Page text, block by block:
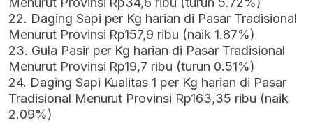
22. Daging Sapi per Kg harian di Pasar Tradisional
Menurut Provinsi Rp157,9 ribu (naik 1.87%)
23. Gula Pasir per Kg harian di Pasar Tradisional
Menurut Provinsi Rp19,7 ribu (turun 0.51%)
24. Daging Sapi Kualitas 1 per Kg harian di Pasar
Tradisional Menurut Provinsi Rp163,35 ribu (naik
2.09%)